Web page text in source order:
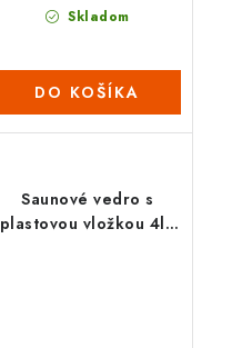
Skladom
DO KOŠÍKA
Saunové vedro s
plastovou vložkou 4l -